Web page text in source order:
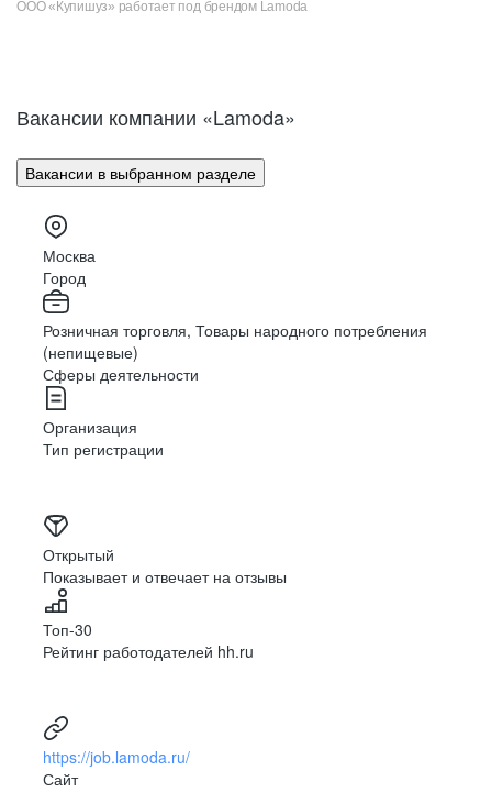
ООО «Купишуз» работает под брендом Lamoda
Вакансии компании «Lamoda»
Вакансии в выбранном разделе
Москва
Город
Розничная торговля, Товары народного потребления
(непищевые)
Сферы деятельности
Организация
Тип регистрации
Открытый
Показывает и отвечает на отзывы
Топ-30
Рейтинг работодателей hh.ru
https://job.lamoda.ru/
Сайт